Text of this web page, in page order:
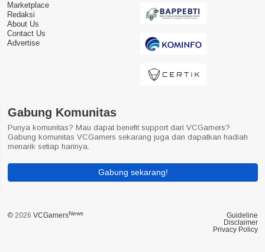
Marketplace
Redaksi
About Us
Contact Us
Advertise
Gabung Komunitas
Punya komunitas? Mau dapat benefit support dari VCGamers?
Gabung komunitas VCGamers sekarang juga dan dapatkan hadiah
menarik setiap harinya.
Gabung sekarang!
© 2026 VCGamersNews
Guideline
Disclaimer
Privacy Policy